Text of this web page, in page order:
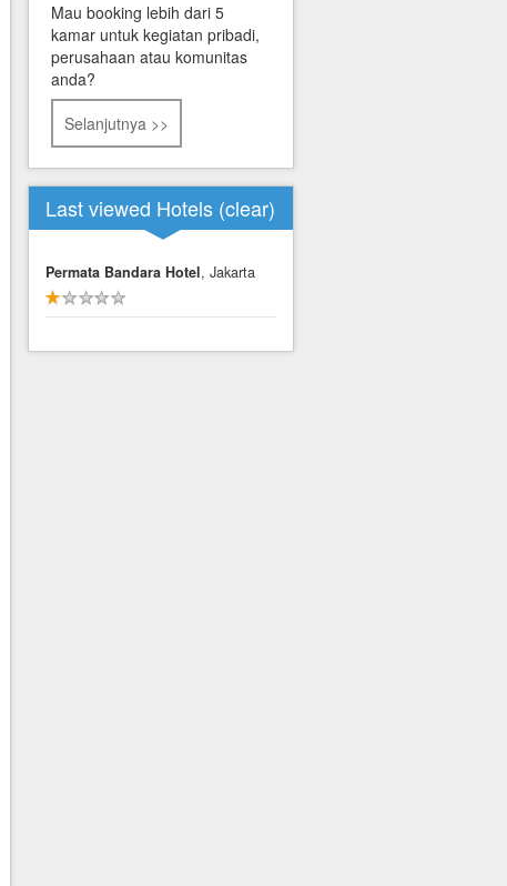
Mau booking lebih dari 5
kamar untuk kegiatan pribadi,
perusahaan atau komunitas
anda?
Selanjutnya >>
Last viewed Hotels (clear)
Permata Bandara Hotel, Jakarta